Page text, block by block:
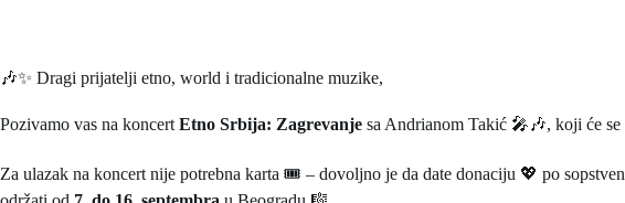
🎶✨ Dragi prijatelji etno, world i tradicionalne muzike,
Pozivamo vas na koncert Etno Srbija: Zagrevanje sa Andrianom Takić 🎤🎶, koji će se
Za ulazak na koncert nije potrebna karta 🎟️ – dovoljno je da date donaciju 💖 po